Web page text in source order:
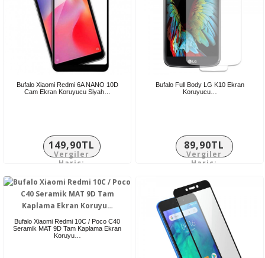
Bufalo Xiaomi Redmi 6A NANO 10D
Cam Ekran Koruyucu Siyah…
149,90TL
Vergiler
Hariç:
Bufalo Full Body LG K10 Ekran
Koruyucu…
89,90TL
Vergiler
Hariç:
Bufalo Xiaomi Redmi 10C / Poco C40
Seramik MAT 9D Tam Kaplama Ekran
Koruyu…